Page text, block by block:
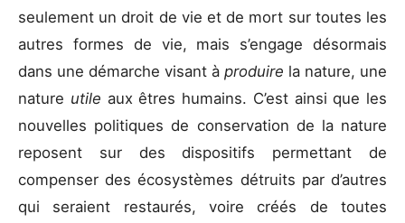
seulement un droit de vie et de mort sur toutes les
autres formes de vie, mais s’engage désormais
dans une démarche visant à produire la nature, une
nature utile aux êtres humains. C’est ainsi que les
nouvelles politiques de conservation de la nature
reposent sur des dispositifs permettant de
compenser des écosystèmes détruits par d’autres
qui seraient restaurés, voire créés de toutes